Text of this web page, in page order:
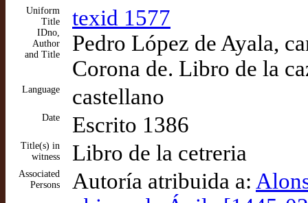
Uniform
Title
IDno,
Author
and Title
texid 1577
Pedro López de Ayala,
Corona de. Libro de la
Language castellano
Date Escrito 1386
Title(s) in
witness
Libro de la cetreria
Associated
Persons
Autoría atribuida a: